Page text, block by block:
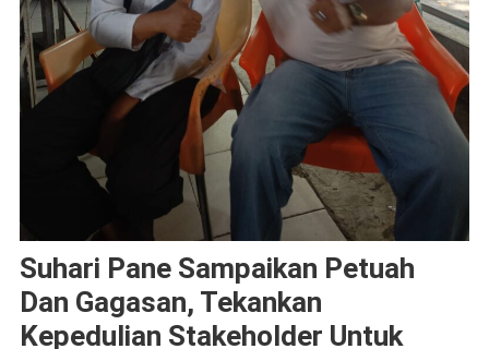
Suhari Pane Sampaikan Petuah
Dan Gagasan, Tekankan
Kepedulian Stakeholder Untuk